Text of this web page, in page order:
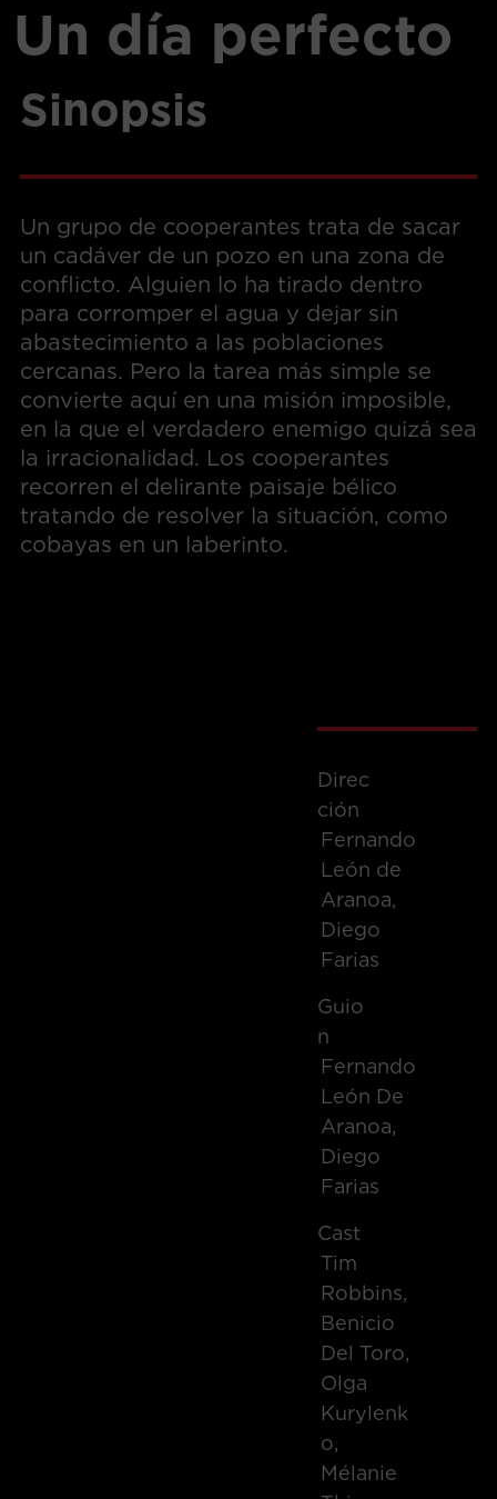
Un día perfecto
Sinopsis
Un grupo de cooperantes trata de sacar
un cadáver de un pozo en una zona de
conflicto. Alguien lo ha tirado dentro
para corromper el agua y dejar sin
abastecimiento a las poblaciones
cercanas. Pero la tarea más simple se
convierte aquí en una misión imposible,
en la que el verdadero enemigo quizá sea
la irracionalidad. Los cooperantes
recorren el delirante paisaje bélico
tratando de resolver la situación, como
cobayas en un laberinto.
Direc
Ción
Fernando
León de
Aranoa,
Diego
Farias
Guio
N
Fernando
León De
Aranoa,
Diego
Farias
Cast
Tim
Robbins,
Benicio
Del Toro,
Olga
Kurylenk
O,
Mélanie